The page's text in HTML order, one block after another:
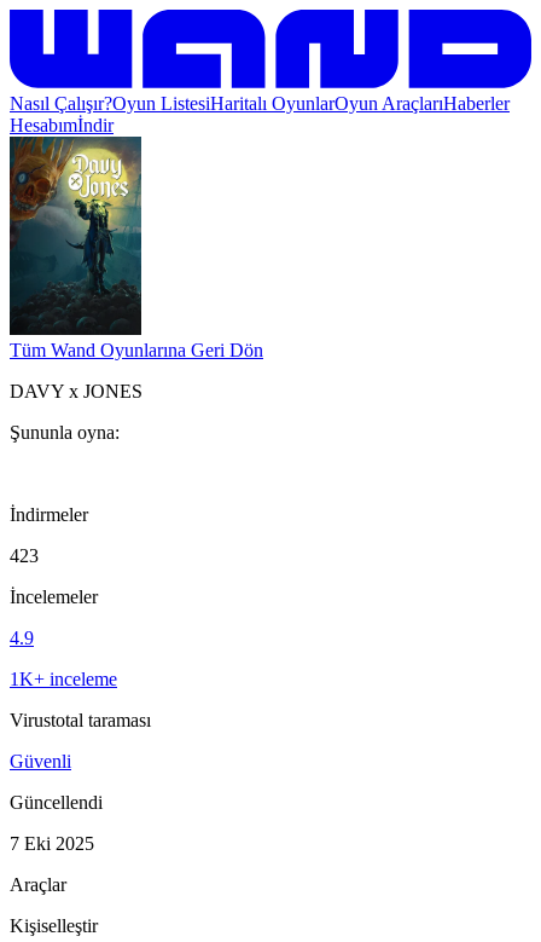
Nasıl Çalışır?Oyun ListesiHaritalı OyunlarOyun AraçlarıHaberler
Hesabımİndir
Tüm Wand Oyunlarına Geri Dön
DAVY x JONES
Şununla oyna:
İndirmeler
423
İncelemeler
4.9
1K+ inceleme
Virustotal taraması
Güvenli
Güncellendi
7 Eki 2025
Araçlar
Kişiselleştir